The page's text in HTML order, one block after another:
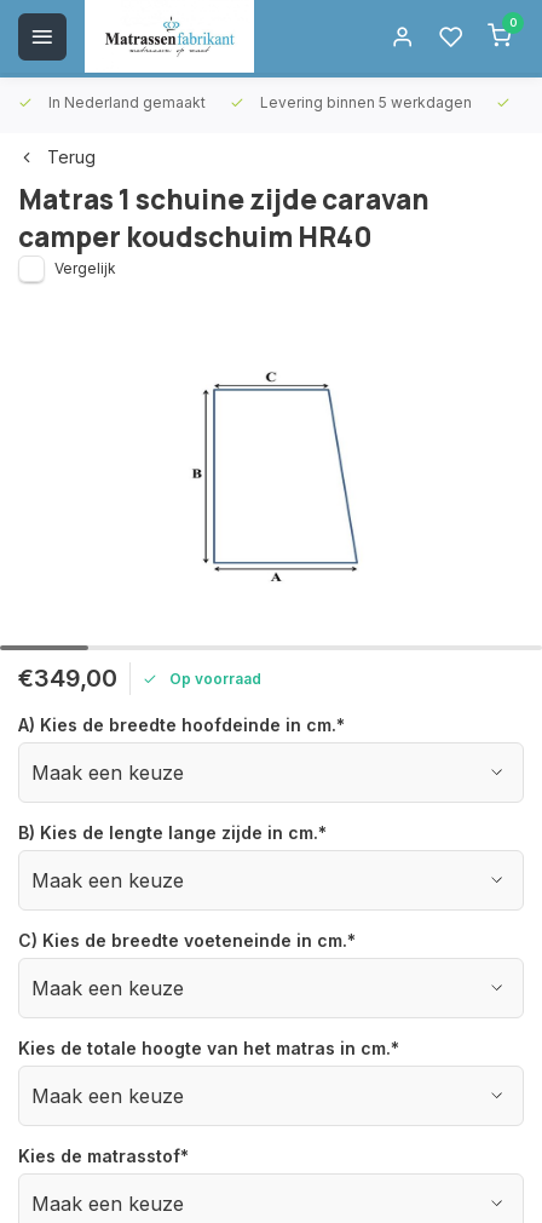
0
In Nederland gemaakt Levering binnen 5 werkdagen
Terug
Matras 1 schuine zijde caravan
camper koudschuim HR40
Vergelijk
€349,00 Op voorraad
A) Kies de breedte hoofdeinde in cm.*
B) Kies de lengte lange zijde in cm.*
C) Kies de breedte voeteneinde in cm.*
Kies de totale hoogte van het matras in cm.*
Kies de matrasstof*